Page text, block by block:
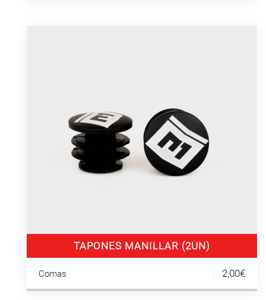
TAPONES MANILLAR (2UN)
Comas 2,00€